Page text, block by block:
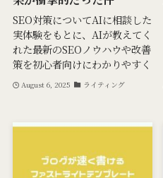
SEO対策についてAIに相談した
実体験をもとに、AIが教えてく
れた最新のSEOノウハウや改善
策を初心者向けにわかりやすく
August 6, 2025 ライティング